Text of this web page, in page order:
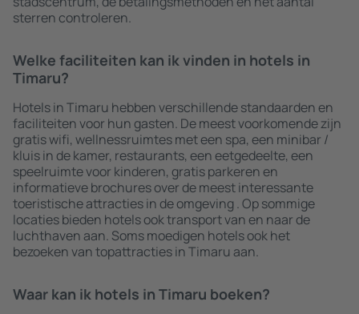
sterren controleren.
Welke faciliteiten kan ik vinden in hotels in
Timaru?
Hotels in Timaru hebben verschillende standaarden en
faciliteiten voor hun gasten. De meest voorkomende zijn
gratis wifi, wellnessruimtes met een spa, een minibar /
kluis in de kamer, restaurants, een eetgedeelte, een
speelruimte voor kinderen, gratis parkeren en
informatieve brochures over de meest interessante
toeristische attracties in de omgeving . Op sommige
locaties bieden hotels ook transport van en naar de
luchthaven aan. Soms moedigen hotels ook het
bezoeken van topattracties in Timaru aan.
Waar kan ik hotels in Timaru boeken?